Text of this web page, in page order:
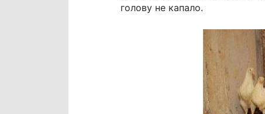
голову не капало.